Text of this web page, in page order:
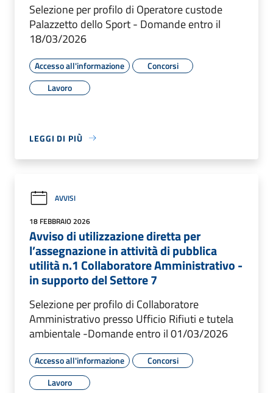
Selezione per profilo di Operatore custode
Palazzetto dello Sport - Domande entro il
18/03/2026
Accesso all'informazione
Concorsi
Lavoro
LEGGI DI PIÙ
AVVISI
18 FEBBRAIO 2026
Avviso di utilizzazione diretta per
l’assegnazione in attività di pubblica
utilità n.1 Collaboratore Amministrativo -
in supporto del Settore 7
Selezione per profilo di Collaboratore
Amministrativo presso Ufficio Rifiuti e tutela
ambientale -Domande entro il 01/03/2026
Accesso all'informazione
Concorsi
Lavoro